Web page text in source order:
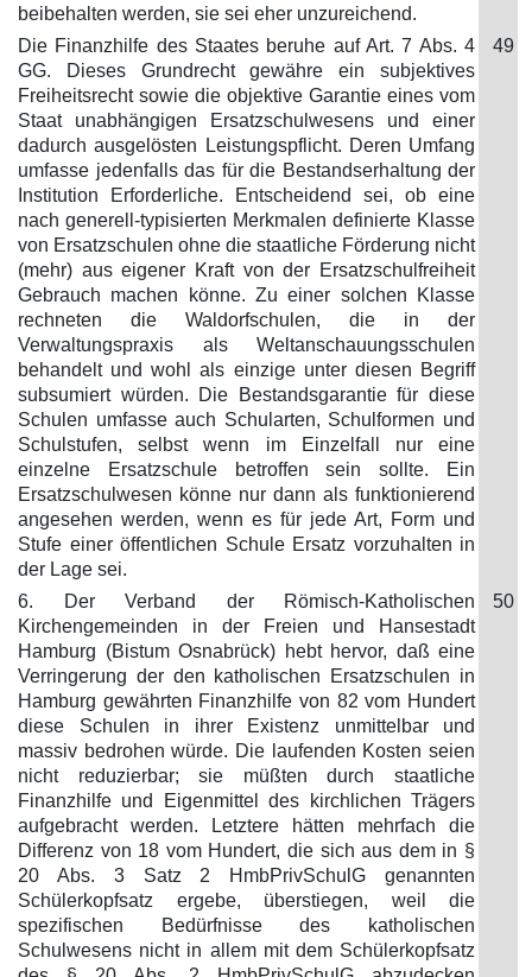
beibehalten werden, sie sei eher unzureichend.
Die Finanzhilfe des Staates beruhe auf Art. 7 Abs. 4
GG. Dieses Grundrecht gewähre ein subjektives
Freiheitsrecht sowie die objektive Garantie eines vom
Staat unabhängigen Ersatzschulwesens und einer
dadurch ausgelösten Leistungspflicht. Deren Umfang
umfasse jedenfalls das für die Bestandserhaltung der
Institution Erforderliche. Entscheidend sei, ob eine
nach generell-typisierten Merkmalen definierte Klasse
von Ersatzschulen ohne die staatliche Förderung nicht
(mehr) aus eigener Kraft von der Ersatzschulfreiheit
Gebrauch machen könne. Zu einer solchen Klasse
rechneten die Waldorfschulen, die in der
Verwaltungspraxis als Weltanschauungsschulen
behandelt und wohl als einzige unter diesen Begriff
subsumiert würden. Die Bestandsgarantie für diese
Schulen umfasse auch Schularten, Schulformen und
Schulstufen, selbst wenn im Einzelfall nur eine
einzelne Ersatzschule betroffen sein sollte. Ein
Ersatzschulwesen könne nur dann als funktionierend
angesehen werden, wenn es für jede Art, Form und
Stufe einer öffentlichen Schule Ersatz vorzuhalten in
der Lage sei.
49
6. Der Verband der Römisch-Katholischen
Kirchengemeinden in der Freien und Hansestadt
Hamburg (Bistum Osnabrück) hebt hervor, daß eine
Verringerung der den katholischen Ersatzschulen in
Hamburg gewährten Finanzhilfe von 82 vom Hundert
diese Schulen in ihrer Existenz unmittelbar und
massiv bedrohen würde. Die laufenden Kosten seien
nicht reduzierbar; sie müßten durch staatliche
Finanzhilfe und Eigenmittel des kirchlichen Trägers
aufgebracht werden. Letztere hätten mehrfach die
Differenz von 18 vom Hundert, die sich aus dem in §
20 Abs. 3 Satz 2 HmbPrivSchulG genannten
Schülerkopfsatz ergebe, überstiegen, weil die
spezifischen Bedürfnisse des katholischen
Schulwesens nicht in allem mit dem Schülerkopfsatz
50